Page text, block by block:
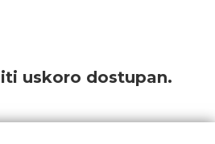
uskoro dostupan.